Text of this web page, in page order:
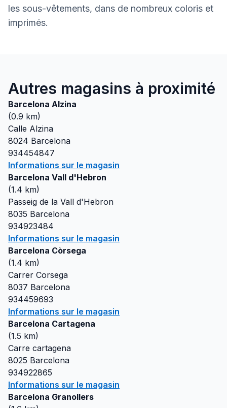
les sous-vêtements, dans de nombreux coloris et
imprimés.
Autres magasins à proximité
Barcelona Alzina
(0.9 km)
Calle Alzina
8024 Barcelona
934454847
Informations sur le magasin
Barcelona Vall d'Hebron
(1.4 km)
Passeig de la Vall d'Hebron
8035 Barcelona
934923484
Informations sur le magasin
Barcelona Còrsega
(1.4 km)
Carrer Corsega
8037 Barcelona
934459693
Informations sur le magasin
Barcelona Cartagena
(1.5 km)
Carre cartagena
8025 Barcelona
934922865
Informations sur le magasin
Barcelona Granollers